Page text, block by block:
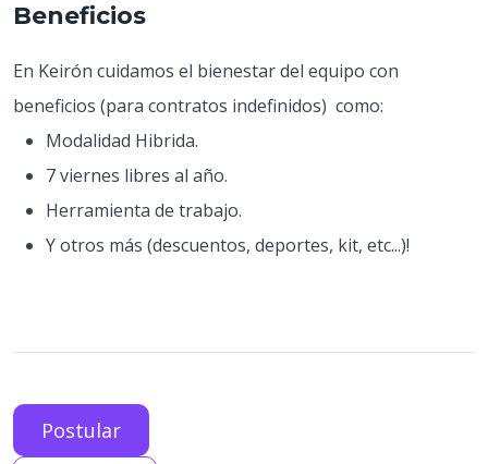
Beneficios
En Keirón cuidamos el bienestar del equipo con
beneficios (para contratos indefinidos) como:
Modalidad Hibrida.
7 viernes libres al año.
Herramienta de trabajo.
Y otros más (descuentos, deportes, kit, etc...)!
Postular